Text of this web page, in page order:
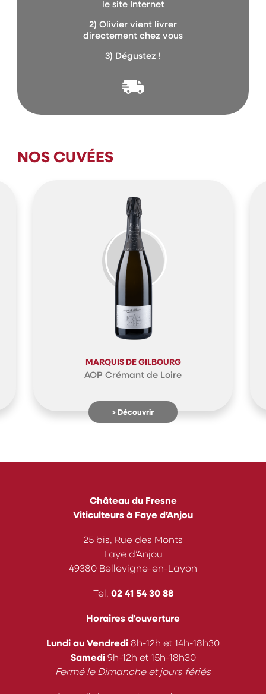
le site Internet
2) Olivier vient livrer
directement chez vous
3) Dégustez !
NOS CUVÉES
MARQUIS DE GILBOURG
AOP Crémant de Loire
> Découvrir
Château du Fresne
Viticulteurs à Faye d’Anjou
25 bis, Rue des Monts
Faye d’Anjou
49380 Bellevigne-en-Layon
Tel. 02 41 54 30 88
Horaires d'ouverture
Lundi au Vendredi 8h-12h et 14h-18h30
Samedi 9h-12h et 15h-18h30
Fermé le Dimanche et jours fériés